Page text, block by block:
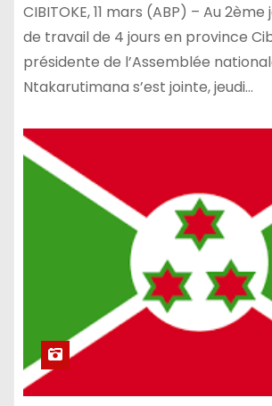
CIBITOKE, 11 mars (ABP) – Au
de travail de 4 jours en province
présidente de l’Assemblée
Ntakarutimana s’est jointe, jeudi…